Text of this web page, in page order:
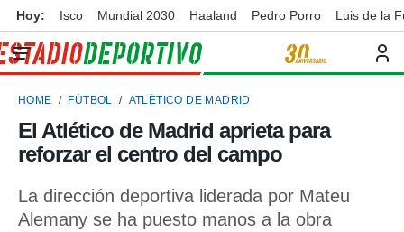
de
por
para
la
calidad.
a este
las
Hoy: Isco Mundial 2030 Haaland Pedro Porro Luis de la
HOME FÚTBOL ATLÉTICO DE MADRID
El Atlético de Madrid aprieta para
reforzar el centro del campo
La dirección deportiva liderada por Mateu
Alemany se ha puesto manos a la obra